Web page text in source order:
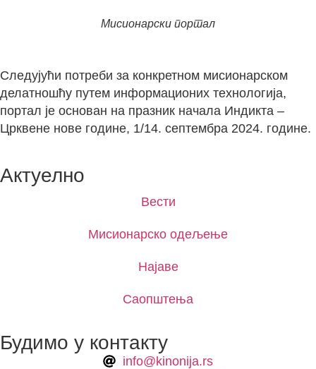
Мисионарски портал
Следујући потреби за конкретном мисионарском
делатношћу путем информационих технологија,
портал је основан на празник начала Индикта –
Црквене нове године, 1/14. септембра 2024. године.
Актуелно
Вести
Мисионарско одељење
Најаве
Саопштења
Будимо у контакту
info@kinonija.rs